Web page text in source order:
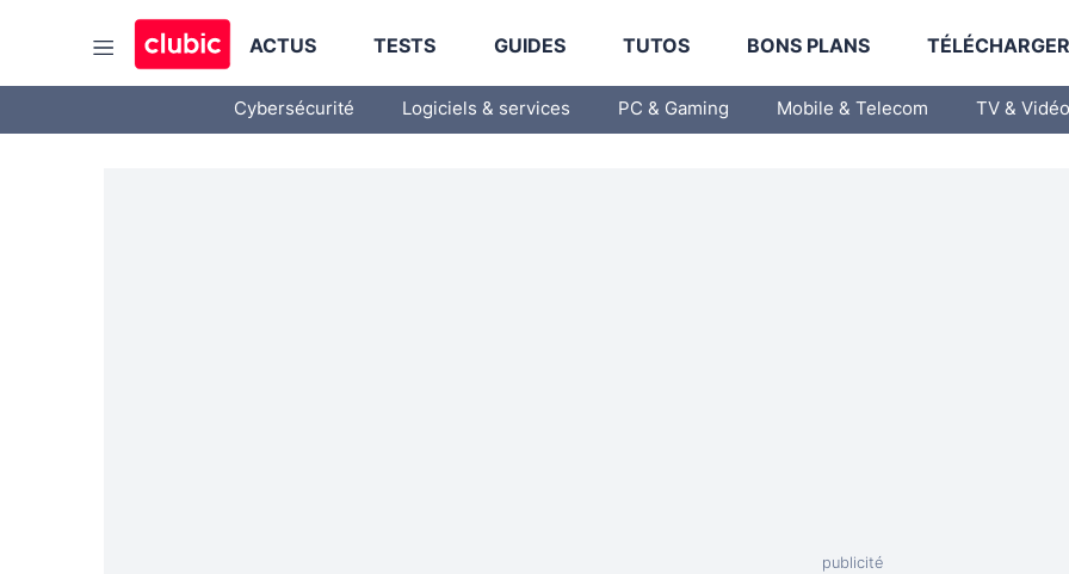
ACTUS TESTS GUIDES TUTOS BONS PLANS
Cybersécurité Logiciels & services PC & Gaming Mobile & Telecom TV & Vidéo